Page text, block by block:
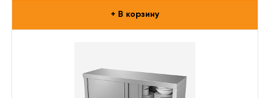
+ В корзину